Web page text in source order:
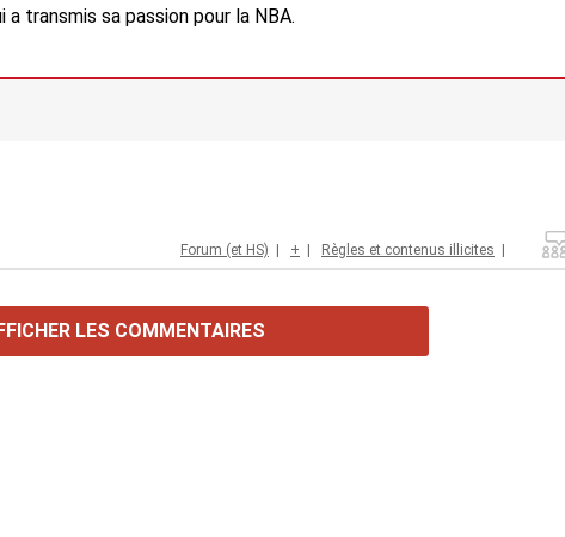
transmis sa passion pour la NBA.
Forum (et HS) + Règles et contenus illicites
LES COMMENTAIRES